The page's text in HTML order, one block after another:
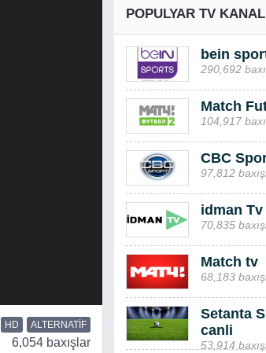
HD ALTERNATIF
6,054 baxışlar
POPULYAR TV
bein
290,692
Match
104,917
CBC
97,812
idman Tv
70,835
Match tv
68,183
Setanta
canli
53,914